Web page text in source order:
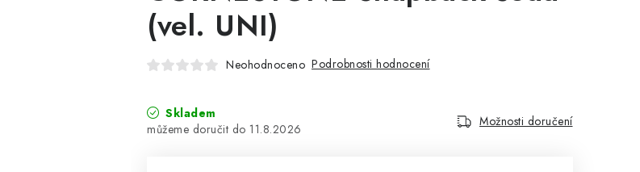
(vel. UNI)
Neohodnoceno Podrobnosti hodnocení
Skladem
11.8.2026
Možnosti doručení